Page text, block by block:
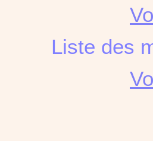
Liste des